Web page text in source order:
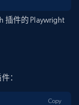
插件的 Playwright
：
Copy